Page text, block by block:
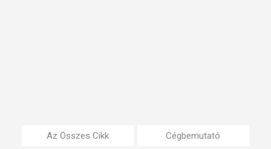
Az Összes Cikk Cégbemutató